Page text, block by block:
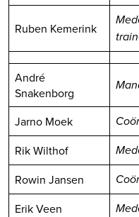
Ruben Kemerink
André
Snakenborg
Jarno Moek
Rik Wilthof
Rowin Jansen
Erik Veen